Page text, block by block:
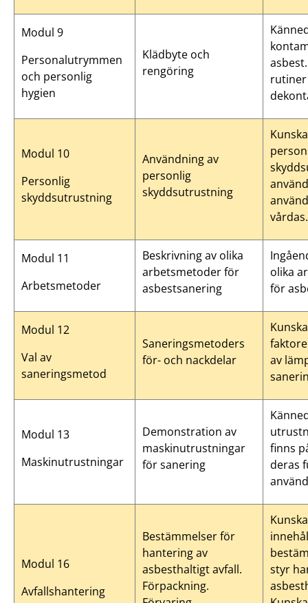
Modul 9
Personalutrymmen
och personlig
hygien
Klädbyte och
rengöring
Modul 10
Personlig
skyddsutrustning
Användning av
personlig
skyddsutrustning
vårdas.
Modul 11
Arbetsmetoder
Beskrivning av olika
arbetsmetoder för
asbestsanering
olika
för
Modul 12
Val av
saneringsmetod
Saneringsmetoders
för- och nackdelar
av
Modul 13
Maskinutrustningar
Demonstration av
maskinutrustningar
för sanering
finns
deras
Modul 16
Avfallshantering
Bestämmelser för
hantering av
asbesthaltigt avfall.
Förpackning.
styr